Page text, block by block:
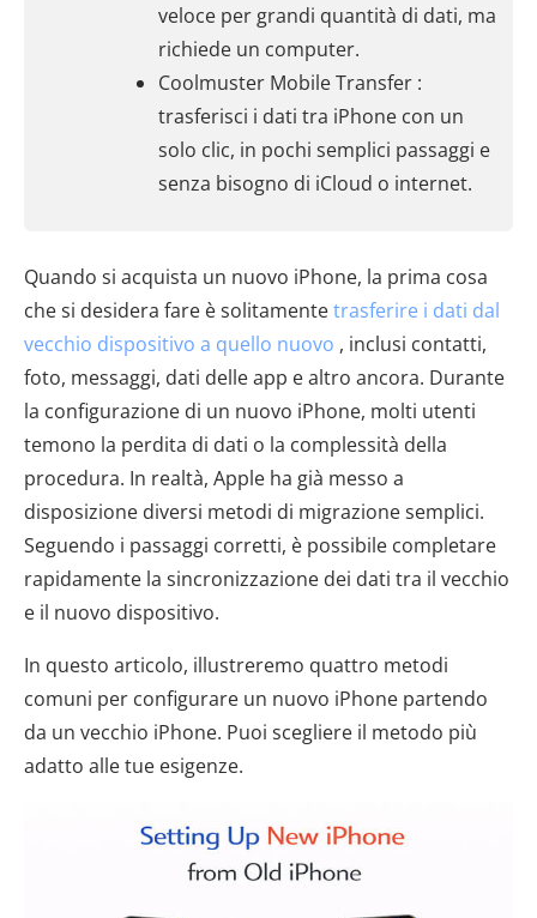
veloce per grandi quantità di dati, ma
richiede un computer.
Coolmuster Mobile Transfer :
trasferisci i dati tra iPhone con un
solo clic, in pochi semplici passaggi e
senza bisogno di iCloud o internet.
Quando si acquista un nuovo iPhone, la prima cosa
che si desidera fare è solitamentetrasferire i dati dal
vecchio dispositivo a quello nuovo , inclusi contatti,
foto, messaggi, dati delle app e altro ancora. Durante
la configurazione di un nuovo iPhone, molti utenti
temono la perdita di dati o la complessità della
procedura. In realtà, Apple ha già messo a
disposizione diversi metodi di migrazione semplici.
Seguendo i passaggi corretti, è possibile completare
rapidamente la sincronizzazione dei dati tra il vecchio
e il nuovo dispositivo.
In questo articolo, illustreremo quattro metodi
comuni per configurare un nuovo iPhone partendo
da un vecchio iPhone. Puoi scegliere il metodo più
adatto alle tue esigenze.